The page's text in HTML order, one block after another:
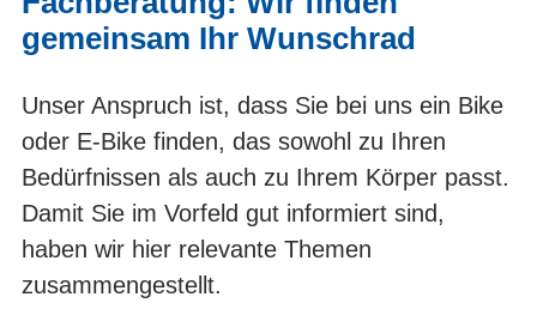
gemeinsam Ihr Wunschrad
Unser Anspruch ist, dass Sie bei uns ein Bike
oder E-Bike finden, das sowohl zu Ihren
Bedürfnissen als auch zu Ihrem Körper passt.
Damit Sie im Vorfeld gut informiert sind,
haben wir hier relevante Themen
zusammengestellt.